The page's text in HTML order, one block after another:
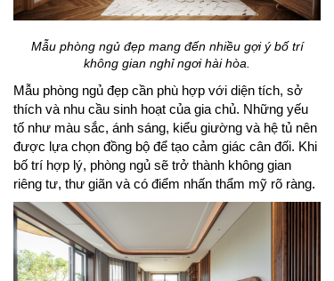
Mẫu phòng ngủ đẹp mang đến nhiều gợi ý bố trí
không gian nghỉ ngơi hài hòa.
Mẫu phòng ngủ đẹp cần phù hợp với diện tích, sở
thích và nhu cầu sinh hoạt của gia chủ. Những yếu
tố như màu sắc, ánh sáng, kiểu giường và hệ tủ nên
được lựa chọn đồng bộ để tạo cảm giác cân đối. Khi
bố trí hợp lý, phòng ngủ sẽ trở thành không gian
riêng tư, thư giãn và có điểm nhấn thẩm mỹ rõ ràng.